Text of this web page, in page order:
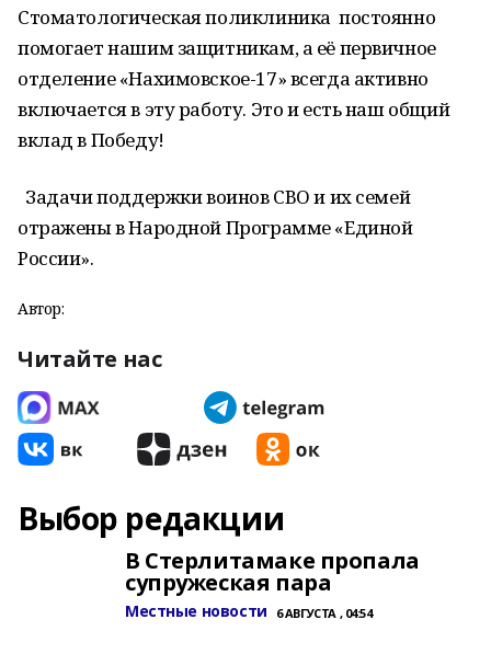
Стоматологическая поликлиника постоянно
помогает нашим защитникам, а её первичное
отделение «Нахимовское-17» всегда активно
включается в эту работу. Это и есть наш общий
вклад в Победу!
Задачи поддержки воинов СВО и их семей
отражены в Народной Программе «Единой
России».
Автор:
Читайте нас
Выбор редакции
В Стерлитамаке пропала
супружеская пара
Местные новости 6 АВГУСТА , 04:54